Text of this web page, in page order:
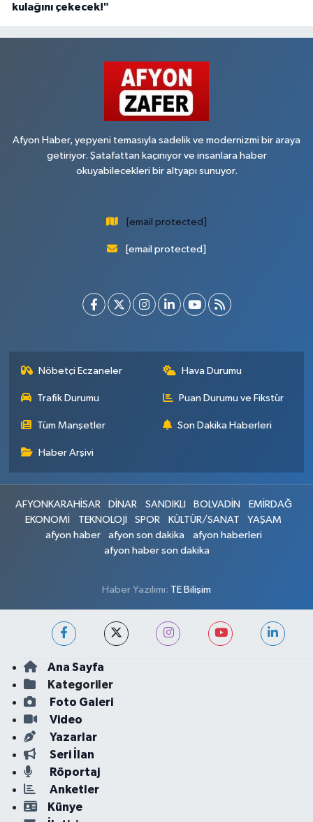
kulağını çekecek!"
Afyon Haber, yepyeni temasıyla sadelik ve modernizmi bir araya
getiriyor. Şatafattan kaçınıyor ve insanlara haber
okuyabilecekleri bir altyapı sunuyor.
[email protected]
[email protected]
Nöbetçi Eczaneler Hava Durumu
Trafik Durumu Puan Durumu ve Fikstür
Tüm Manşetler Son Dakika Haberleri
Haber Arşivi
AFYONKARAHİSAR DİNAR SANDIKLI BOLVADİN
EMİRDAĞ
EKONOMİ
TEKNOLOJİ SPOR KÜLTÜR/SANAT
YAŞAM
afyon haber
afyon son dakika
afyon haberleri
afyon haber son dakika
Haber Yazılımı: TE Bilişim
Ana Sayfa
Kategoriler
Foto Galeri
Video
Yazarlar
Seri İlan
Röportaj
Anketler
Künye